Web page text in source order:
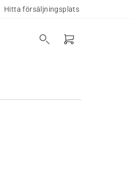
Hitta försäljningsplats